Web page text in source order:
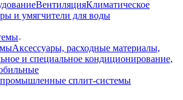
ВентиляцияКлиматическое
и умягчители для воды
Аксессуары, расходные материалы,
и специальное кондиционирование,
сплит-системы